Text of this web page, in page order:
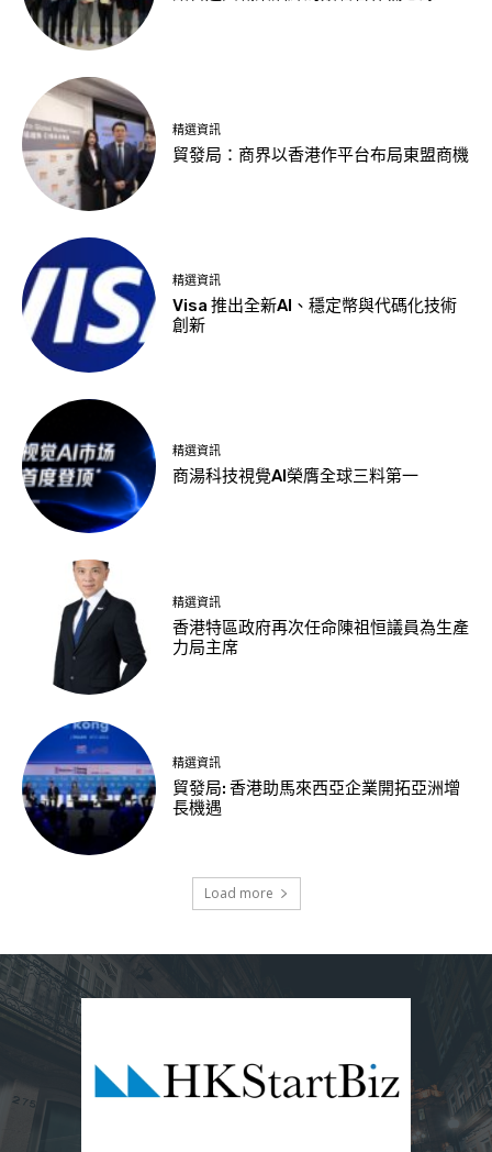
精選資訊
貿發局：商界以香港作平台布局東盟商機
精選資訊
Visa 推出全新AI、穩定幣與代碼化技術
創新
精選資訊
商湯科技視覺AI榮膺全球三料第一
精選資訊
香港特區政府再次任命陳祖恒議員為生產
力局主席
精選資訊
貿發局: 香港助馬來西亞企業開拓亞洲增
長機遇
Load more